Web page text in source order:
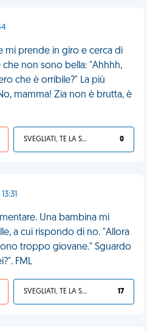
mi prende in giro e cerca di
non sono bella: "Ahhhh,
che è orribile?" La più
mamma! Zia non è brutta, è
SVEGLIATI, TE LA SEI CERCATA! 0
Una bambina mi
a cui rispondo di no. "Allora
troppo giovane." Sguardo
FML
SVEGLIATI, TE LA SEI CERCATA! 17